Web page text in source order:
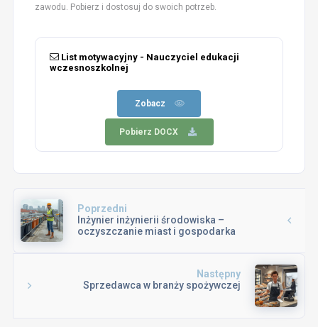
zawodu. Pobierz i dostosuj do swoich potrzeb.
List motywacyjny - Nauczyciel edukacji
wczesnoszkolnej
Zobacz
Pobierz DOCX
Poprzedni
Inżynier inżynierii środowiska –
oczyszczanie miast i gospodarka
Następny
Sprzedawca w branży spożywczej